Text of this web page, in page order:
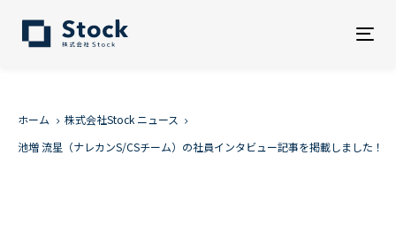
ホーム
株式会社Stock ニュース
池増 流星（ナレカンS/CSチーム）の社員インタビュー記事を掲載しました！